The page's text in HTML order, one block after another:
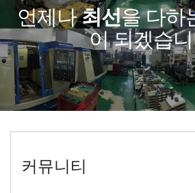
언제나최선을 다하
이 되겠습
커뮤니티